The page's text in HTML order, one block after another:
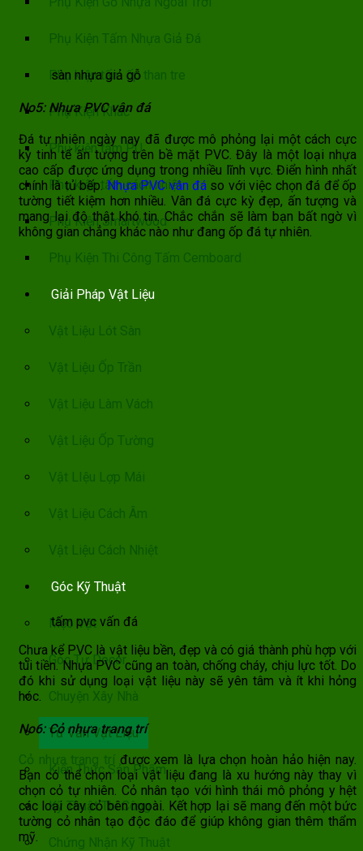
Phụ Kiện Tấm Nhựa Giả Đá
Phụ kiện tấm ốp than tre
Phụ Kiện Khác
Phụ kiện tấm PU
Phụ kiện tấm cách nhiệt
Phụ Kiện Smartwood
Phụ Kiện Thi Công Tấm Cemboard
Giải Pháp Vật Liệu
Vật Liệu Lót Sàn
Vật Liệu Ốp Trần
Vật Liệu Làm Vách
Vật Liệu Ốp Tường
Vật LIệu Lợp Mái
Vật Liệu Cách Âm
Vật Liệu Cách Nhiệt
Góc Kỹ Thuật
Mẹo Vặt
Góc Tự Decor
Chuyện Xây Nhà
Tư Vấn Vật Liệu
Kiến Thức Sản Phẩm
Kỹ Thuật Thi Công
Chứng Nhận Kỹ Thuật
sàn nhựa giả gỗ
No5: Nhựa PVC vân đá
Đá tự nhiên ngày nay đã được mô phỏng lại một cách cực
kỳ tinh tế ấn tượng trên bề mặt PVC. Đây là một loại nhựa
cao cấp được ứng dụng trong nhiều lĩnh vực. Điển hình nhất
chính là tủ bếp.Nhựa PVC vân đá so với việc chọn đá để ốp
tường tiết kiệm hơn nhiều. Vân đá cực kỳ đẹp, ấn tượng và
mang lại độ thật khó tin. Chắc chắn sẽ làm bạn bất ngờ vì
không gian chẳng khác nào như đang ốp đá tự nhiên.
tấm pvc vấn đá
Chưa kể PVC là vật liệu bền, đẹp và có giá thành phù hợp với
túi tiền. Nhựa PVC cũng an toàn, chống cháy, chịu lực tốt. Do
đó khi sử dụng loại vật liệu này sẽ yên tâm và ít khi hỏng
hóc.
No6: Cỏ nhựa trang trí
Cỏ nhựa trang trí được xem là lựa chọn hoàn hảo hiện nay.
Bạn có thể chọn loại vật liệu đang là xu hướng này thay vì
chọn cỏ tự nhiên. Cỏ nhân tạo với hình thái mô phỏng y hệt
các loại cây cỏ bên ngoài. Kết hợp lại sẽ mang đến một bức
tường cỏ nhân tạo độc đáo để giúp không gian thêm thẩm
mỹ.